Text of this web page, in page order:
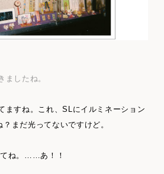
ましたね。
ますね。これ、SLにイルミネーション
まだ光ってないですけど。
ね。……あ！！